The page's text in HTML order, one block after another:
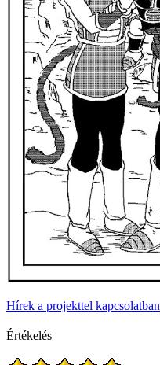
Hírek a projekttel kapcsolatban
Értékelés